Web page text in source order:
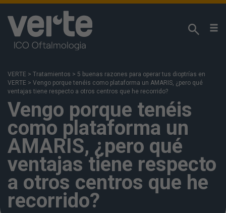
VERTE > Tratamientos > 5 buenas razones para operar tus dioptrías en
VERTE > Vengo porque tenéis como plataforma un AMARIS, ¿pero qué
ventajas tiene respecto a otros centros que he recorrido?
Vengo porque tenéis
como plataforma un
AMARIS, ¿pero qué
ventajas tiene respecto
a otros centros que he
recorrido?
¡Respetamos su privacidad!
para analizar sus hábitos de navegación y poder
ofrecerle nuestros contenidos en función de sus
intereses. Puede acceda a nuestraPolítica de
Cookiespara más información. Si pulsa “Aceptar”
se entiende que ha sido informado y acepta la
instalación y uso de las cookies. También puede
configurarlas o rechazar su uso pulsando en “Más
información”.
MÁS INFORMACIÓN